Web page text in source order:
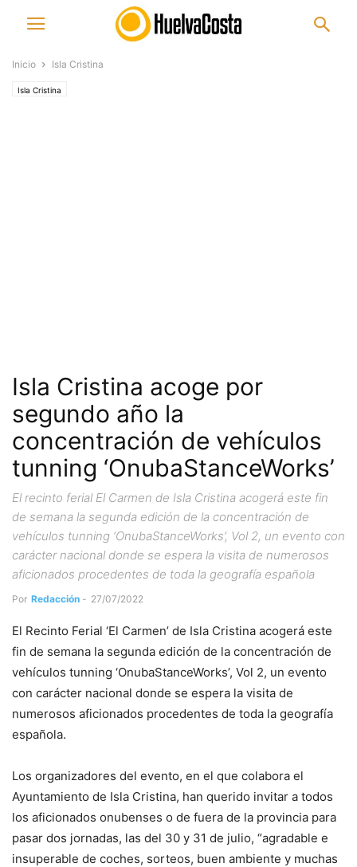
Inicio Isla Cristina
Isla Cristina
Isla Cristina acoge por
segundo año la
concentración de vehículos
tunning ‘OnubaStanceWorks’
El recinto ferial El Carmen de Isla Cristina acogerá este fin
de semana la segunda edición de la concentración de
vehículos tunning ‘OnubaStanceWorks’, Vol 2, un evento con
carácter nacional donde se espera la visita de numerosos
aficionados procedentes de toda la geografía española
Por Redacción - 27/07/2022
El Recinto Ferial ‘El Carmen’ de Isla Cristina acogerá este
fin de semana la segunda edición de la concentración de
vehículos tunning ‘OnubaStanceWorks’, Vol 2, un evento
con carácter nacional donde se espera la visita de
numerosos aficionados procedentes de toda la geografía
española.
Los organizadores del evento, en el que colabora el
Ayuntamiento de Isla Cristina, han querido invitar a todos
los aficionados onubenses o de fuera de la provincia para
pasar dos jornadas, las del 30 y 31 de julio, “agradable e
insuperable de coches, sorteos, buen ambiente y muchas